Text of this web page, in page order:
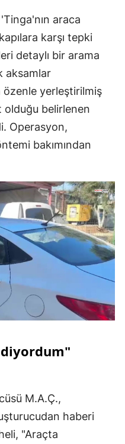
araca
karşı tepki
detaylı bir arama
aksamlar
özenle yerleştirilmiş
belirlenen
Operasyon,
bakımından
M.A.Ç.,
haberi
"Araçta